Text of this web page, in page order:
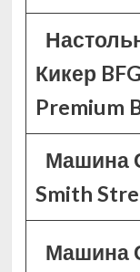
Кикер
Premium
Машина
Smith
Машина